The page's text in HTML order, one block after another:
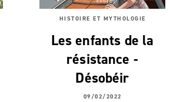
HISTOIRE ET MYTHOLOGIE
Les enfants de la
résistance -
Désobéir
09/02/2022